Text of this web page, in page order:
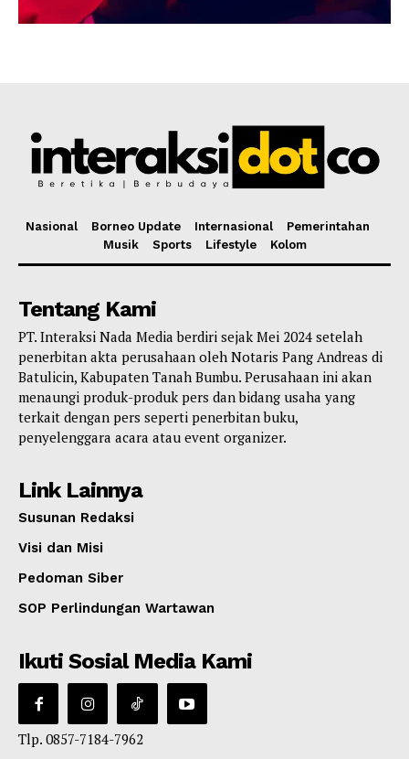
Nasional Borneo Update Internasional
Pemerintahan
Musik
Sports Lifestyle Kolom
Tentang Kami
PT. Interaksi Nada Media berdiri sejak Mei 2024 setelah
penerbitan akta perusahaan oleh Notaris Pang Andreas di
Batulicin, Kabupaten Tanah Bumbu. Perusahaan ini akan
menaungi produk-produk pers dan bidang usaha yang
terkait dengan pers seperti penerbitan buku,
penyelenggara acara atau event organizer.
Link Lainnya
Susunan Redaksi
Visi dan Misi
Pedoman Siber
SOP Perlindungan Wartawan
Ikuti Sosial Media Kami
Tlp. 0857-7184-7962